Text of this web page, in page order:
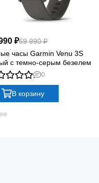
стресса, запаса
безель Slate и
модели
Встроенные
принимать звонки
смартфон.
× 454 пикселя
₽69 990 ₽
часы Garmin Venu 3S
с темно-серым безелем
0
В корзину